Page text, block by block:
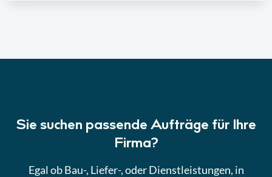
Sie suchen passende Aufträge für Ihre
Firma?
Egal ob Bau-, Liefer-, oder Dienstleistungen, in